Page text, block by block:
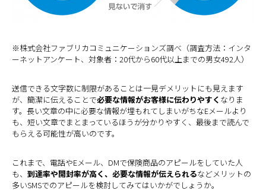
※株式会社ファブリカコミュニケーションズ調べ（調査方法：インタ
ーネットアンケート、対象者：20代から60代以上までの男女492人）
送信できる文字数に制限があることは一見デメリットにも見えます
が、簡潔に伝えることで必要な情報がお客様に伝わりやすく なりま
す。長い文章の中に必要な情報が埋もれてしまいがちなEメールより
も、短い文章でまとまっているほうが分かりやすく、最後まで読んで
もらえる可能性が高いのです。
これまで、電話やEメール、DMで保険商品のアピールをしていた人
も、 到達率や開封率が高く、必要な情報が伝えられるなどメリットの
多いSMSでのアピールを検討してみてはいかがでしょうか。